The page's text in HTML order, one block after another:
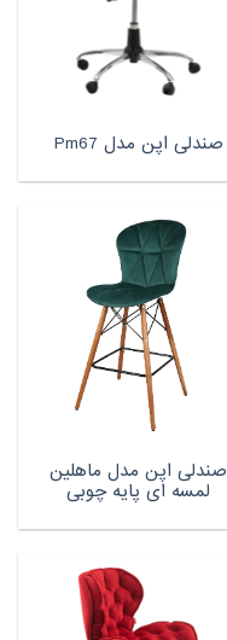
صندلی اپن مدل Pm67
صندلی اپن مدل ماهلین
لمسه ای پایه چوبی